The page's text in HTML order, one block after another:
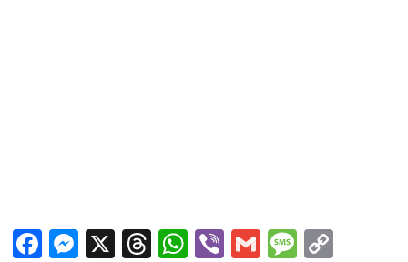
Facebook
Messenger
X Threads
WhatsApp
ViberGmail